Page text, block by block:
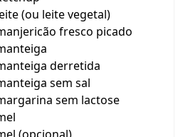
(ou leite vegetal)
fresco picado
derretida
sem sal
sem lactose